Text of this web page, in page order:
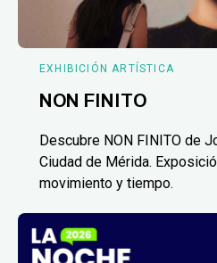
EXHIBICIÓN ARTÍSTICA
NON FINITO
Descubre NON FINITO de
Ciudad de Mérida.
movimiento y tiempo.